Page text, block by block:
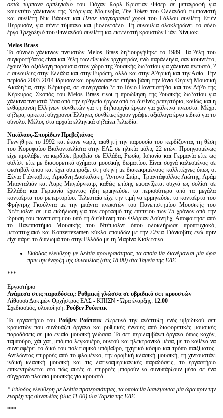
οκτώ τύμπανα ομπλιγκάτοτου Γιόχαν Καρλ Κρίστιαν Φίσερ σε μεταγραφή για
κουιντέτο χάλκινων της Ντάριγιας Μαμίνοβα,The Token του Ολλανδού τυμπανιστή
και συνθέτη Νικ Βάουντ καιΠέντε ντογκοριανοί χοροίτου Γάλλου συνθέτη Ετιέν
Περρυσόν, για πέντε τύμπανα και βιολοντσέλο. Τη συναυλία ολοκληρώνει το σόλο
έργο Τρεχαλητό του Φινλανδού συνθέτη και εκτελεστή κρουστών Γιάνι Νίνιμακι.
Melos Brass
Το σύνολο χάλκινων πνευστών Melos Brass δη?ιουργήθηκε το 1989. Τα ?έλη του
συγκροτή?ατος είναι και ?έλη των εθνικών ορχηστρών, ενώ παράλληλα, σαν κουιντέτο,
έχουν ?ια αξιόλογη παρουσία στον χώρο της ?ουσικής δω?ατίου για χάλκινα πνευστά, ?
ε συναυλίες στην Ελλάδα και στην Ευρώπη, αλλά και στην Α?ερική και την Ασία. Την
περίοδο 2003-2014 ίδρυσαν και οργάνωσαν σε ετήσια βάση την Ιόνιο Θερινή Μουσική
Ακαδη?ία, στην Κέρκυρα, σε συνεργασία ?ε το Ιόνιο Πανεπιστή?ιο και τον Δή?ο της
Κέρκυρας. Σκοπός του Melos Brass είναι η προώθηση της ?ουσικής δω?ατίου για
χάλκινα πνευστά ?έσα από την ερ?ηνεία έργων από το διεθνές ρεπερτόριο, καθώς και η
ενθάρρυνση Ελλήνων συνθετών για τη δη?ιουργία έργων για χάλκινα πνευστά. Μέχρι
σή?ερα, αρκετοί σύγχρονοι Έλληνες συνθέτες έχουν γράψει αξιόλογα έργα ειδικά για το
σύνολο. Μέλος στα αρχαία ελληνικά ση?αίνει ?ελωδία.
Νικόλαος-Σπυρίδων Πρεβεζιάνος
Γεννήθηκε το 1992 και έκανε νωρίς αισθητή την παρουσία του κερδίζοντας τη θέση
του Κορυφαίου Βιολοντσελίστα στην ΕΛΣ σε ηλικία μόλις 22 ετών. Προηγουμένως
είχε προλάβει να κερδίσει βραβεία σε Ελλάδα, Ρωσία, Ισπανία και Γερμανία είτε ως
σολίστ είτε με διαφορετικά σχήματα μουσικής δωματίου. Είναι συχνά καλεσμένος σε
φεστιβάλ όπου και έχει συμπράξει στη σκηνή με διακεκριμένους καλλιτέχνες όπως οι
Ξένια Γιάνκοβιτς, Αριάδνη Δασκαλάκη, 'Aντονυ Σπίρι, Τριαντάφυλλος Λιώτης, Αράμ
Μπανταλιάν και Λαρς Μπγιόρνκαιρ, καθώς επίσης εμφανίζεται συχνά ως σολίστ σε
Ελλάδα και Γερμανία έχοντας ήδη ερμηνεύσει τα περισσότερα από τα μεγάλα
κοντσέρτα του ρεπερτορίου. Τελευταία είχε την τιμή να ερμηνεύσει το κοντσέρτο του
Φρήντριχ Γκούλντα με την μπάντα πνευστών του Πανεπιστημίου Μουσικής του
Ντέτμολντ σε μια εκδήλωση για τον εορτασμό της επετείου των 75 χρόνων από την
ίδρυση του πανεπιστημίου υπό τη διεύθυνση του Φλόριαν Λούντβιχ. Αποφοίτησε από
το Πανεπιστήμιο Μουσικής του Ντέτμολντ όπου ολοκλήρωσε προπτυχιακό,
μεταπτυχιακό και Konzertexamen κύκλο σπουδών με την Ξένια Γιάνκοβιτς ενώ πριν
είχε πάρει το δίπλωμά του στην Ελλάδα με τη Μαρίνα Κισλίτσινα.
Είσοδος ελεύθερη με δελτία προτεραιότητας, τα οποία θα διανέμονται μία ώρα
πριν την έναρξη της συναυλίας (στις 18.00) στα Ταμεία της ΕΛΣ.
***
Εργαστήριο
Ανάμεσα στις παραδόσεις: Ρυθμική γλώσσα σε υβριδικό σετ κρουστών
Αίθουσα Δοκιμών Ορχήστρας ΕΛΣ - ΚΠΙΣΝ • Ώρα έναρξης: 12.00
Σχεδιασμός, υλοποίηση: Ρούβεν Ρούππικ
Το εργαστήριο τουΡούβεν Ρούππικεξερευνά την ανάπτυξη ενός υβριδικού σετ
κρουστών που συνδυάζει όργανα και ρυθμικές έννοιες από διαφορετικές μουσικές
παραδόσεις σε μια ενιαία μουσική γλώσσα. Το σετ περιλαμβάνει όργανα όπως καχόν,
ταμπούρο, χάι-χατ, μπόμπο λεγκουέρο, ουντού και ηλεκτρονικά μέσα, με το καθένα να
συνεισφέρει το δικό του πολιτισμικό υπόβαθρο, ηχητικό κόσμο και τρόπο παιξίματος.
Αντλώντας επιρροές από το φλαμένκο, την αραβική κλασική μουσική, τη χιντουστάνι
ινδική κλασική μουσική και τις λατινοαμερικανικές παραδόσεις, το εργαστήριο
επικεντρώνεται στο πώς αυτές οι επιρροές μπορούν να συνυπάρξουν μέσα σε ένα
σύγχρονο πλαίσιο μουσικής για κρουστά.
* Είσοδος ελεύθερη με δελτία προτεραιότητας, τα οποία θα διανέμονται μία ώρα πριν την
έναρξη της συναυλίας (στις 11.00) στα Ταμεία της ΕΛΣ.
***